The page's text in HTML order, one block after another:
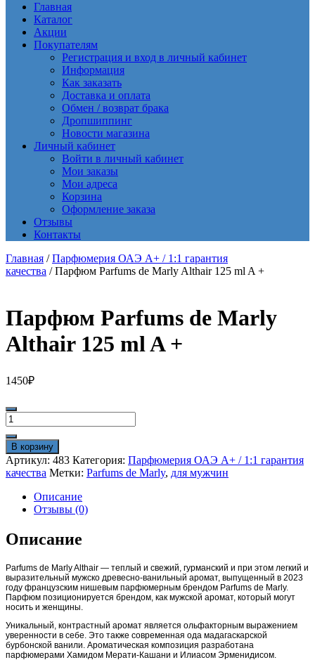
Главная
Каталог
Акции
Покупателям
Регистрация и вход в личный кабинет
Информация
Как заказать
Доставка и оплата
Обмен / возврат брака
Дропшиппинг
Новости магазина
Личный кабинет
Войти в личный кабинет
Мои заказы
Мои адреса
Корзина
Оформление заказа
Отзывы
Контакты
Главная /Парфюмерия ОАЭ A+ / 1:1 гарантия
качества / Парфюм Parfums de Marly Althair 125 ml A +
Парфюм Parfums de Marly
Althair 125 ml A +
1450₽
Количество
товара
Парфюм
Parfums
de
Marly
Althair
A
+
В корзину
Артикул: 483 Категория: Парфюмерия ОАЭ A+ / 1:1 гарантия
качества Метки: Parfums de Marly, для мужчин
Описание
Отзывы (0)
Описание
Parfums de Marly Althair — теплый и свежий, гурманский и при этом легкий и
выразительный мужско древесно-ванильный аромат, выпущенный в 2023
году французским нишевым парфюмерным брендом Parfums de Marly.
Парфюм позиционируется брендом, как мужской аромат, который могут
носить и женщины.
Уникальный, контрастный аромат является ольфакторным выражением
уверенности в себе. Это также современная ода мадагаскарской
бурбонской ванили. Ароматическая композиция разработана
парфюмерами Хамидом Мерати-Кашани и Илиасом Эрменидисом.